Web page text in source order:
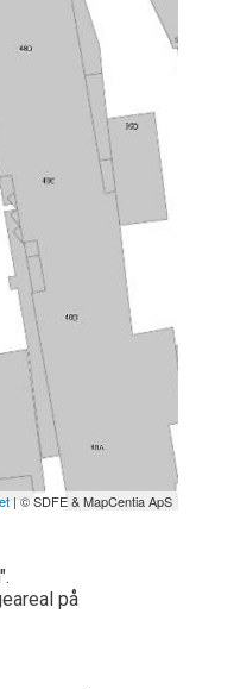
| © SDFE & MapCentia ApS
på